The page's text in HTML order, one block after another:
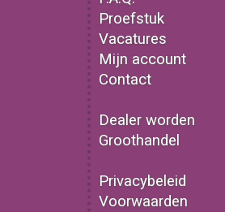
Proefstuk
Vacatures
Mijn account
Contact
Dealer worden
Groothandel
Privacybeleid
Voorwaarden